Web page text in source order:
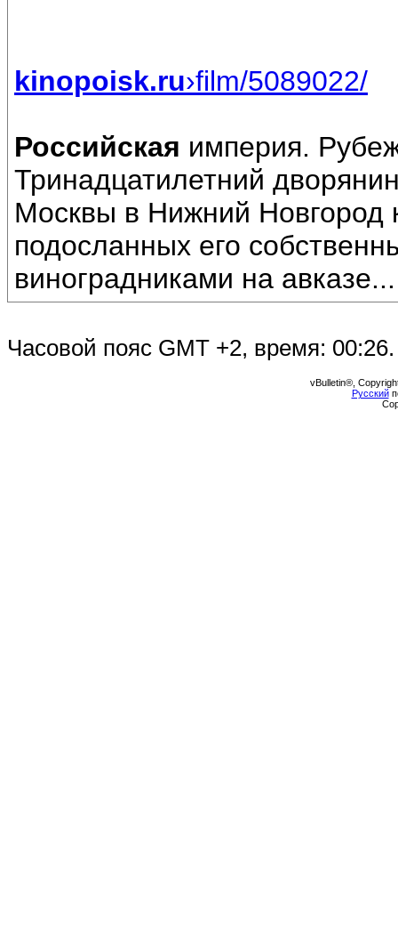
kinopoisk.ru›film/5089022/
Российская империя.
Тринадцатилетний
Москвы в Нижний Новгород
подосланных его
виноградниками на авказе...
Часовой пояс GMT +2, время: 00:26.
vBulletin®,
Русский